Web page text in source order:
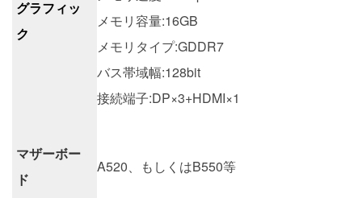
グラフィッ
ク
メモリ容量:16GB
メモリタイプ:GDDR7
バス帯域幅:128bit
接続端子:DP×3+HDMI×1
マザーボー
ド
A520、もしくはB550等